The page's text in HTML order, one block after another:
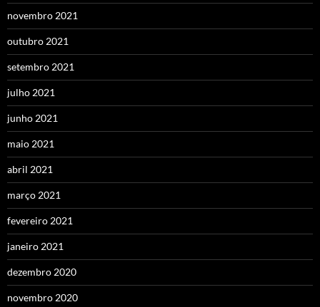
novembro 2021
outubro 2021
setembro 2021
julho 2021
junho 2021
maio 2021
abril 2021
março 2021
fevereiro 2021
janeiro 2021
dezembro 2020
novembro 2020